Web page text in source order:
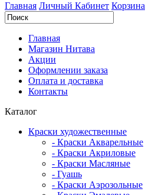
Главная Личный Кабинет Корзина
Главная
Магазин Нитава
Акции
Оформлении заказа
Оплата и доставка
Контакты
Каталог
Краски художественные
- Краски Акварельные
- Краски Акриловые
- Краски Масляные
- Гуашь
- Краски Аэрозольные